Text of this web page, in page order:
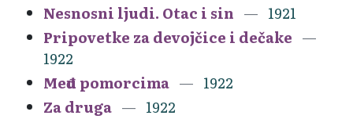
Nesnosni ljudi. Otac i sin
1921
Pripovetke za devojčice i dečake
1922
Među pomorcima
1922
Za druga
1922